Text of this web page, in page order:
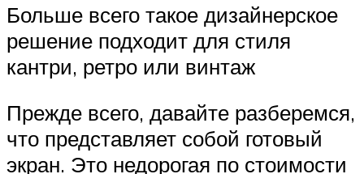
Больше всего такое дизайнерское
решение подходит для стиля
кантри, ретро или винтаж
Прежде всего, давайте разберемся,
что представляет собой готовый
экран. Это недорогая по стоимости